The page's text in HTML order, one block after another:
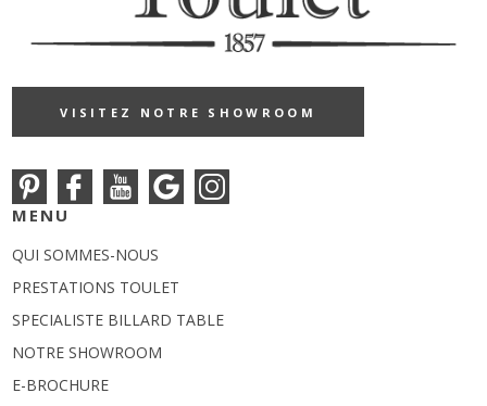
VISITEZ NOTRE SHOWROOM
MENU
QUI SOMMES-NOUS
PRESTATIONS TOULET
SPECIALISTE BILLARD TABLE
NOTRE SHOWROOM
E-BROCHURE